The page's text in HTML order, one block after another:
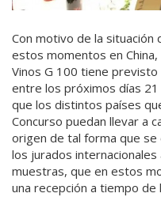
Con motivo de la situación
estos momentos en China,
Vinos G 100 tiene previsto
entre los próximos días
que los distintos países
Concurso puedan llevar a
origen de tal forma que
los jurados
muestras, que en estos
una recepción a tiempo de